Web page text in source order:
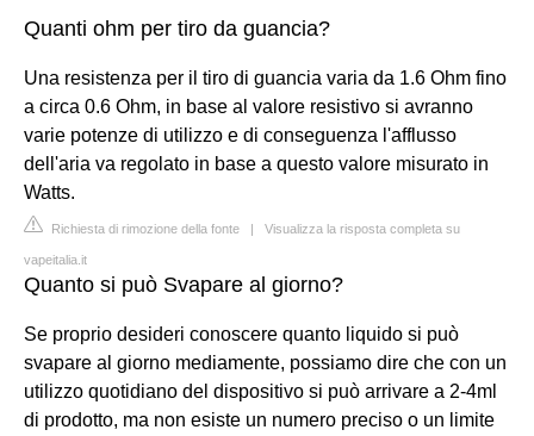
Quanti ohm per tiro da guancia?
Una resistenza per il tiro di guancia varia da 1.6 Ohm fino
a circa 0.6 Ohm, in base al valore resistivo si avranno
varie potenze di utilizzo e di conseguenza l'afflusso
dell'aria va regolato in base a questo valore misurato in
Watts.
Richiesta di rimozione della fonte | Visualizza la risposta completa su
vapeitalia.it
Quanto si può Svapare al giorno?
Se proprio desideri conoscere quanto liquido si può
svapare al giorno mediamente, possiamo dire che con un
utilizzo quotidiano del dispositivo si può arrivare a 2-4ml
di prodotto, ma non esiste un numero preciso o un limite